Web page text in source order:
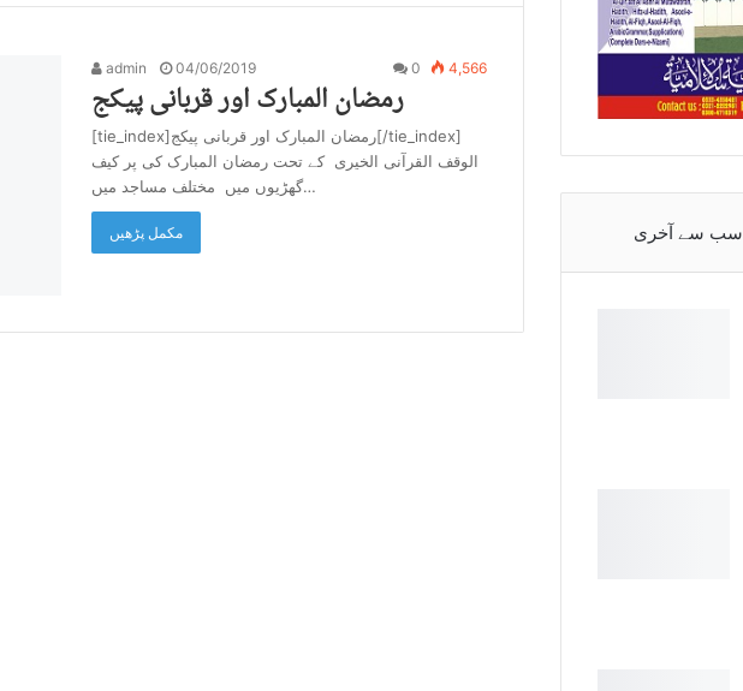
admin 04/06/2019 0 4,566
رمضان المبارک اور قربانی پیکج
[tie_index]رمضان المبارک اور قربانی پیکج[/tie_index]
الوقف القرآنی الخیری کے تحت رمضان المبارک کی پر کیف
گھڑیوں میں مختلف مساجد میں…
مکمل پڑھیں سب سے آخری